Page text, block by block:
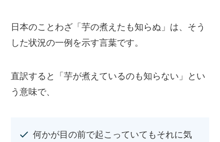
日本のことわざ「芋の煮えたも知らぬ」は、そう
した状況の一例を示す言葉です。
直訳すると「芋が煮えているのも知らない」とい
う意味で、
何かが目の前で起こっていてもそれに気